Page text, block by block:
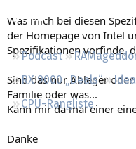
Regeln
Podcast
RX 9000 „Deals“
CPU-Rangliste
Was mich bei diesen
der Homepage von Intel
Spezifikationen vorfinde,
Sind das nur Ableger
Familie oder was...
Kann mir da mal einer
Danke